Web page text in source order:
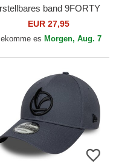
band 9FORTY
Icon der New York
MLB von New Era
EUR 27,95
es Morgen, Aug. 7